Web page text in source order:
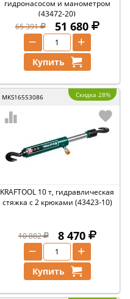
гидронасосом и манометром
(43472-20)
65 391
51 680
+
−
Купить
MKS16553086 Скидка 28%
KRAFTOOL 10 т, гидравлическая
стяжка с 2 крюками (43423-10)
10 882 8 470
+
−
Купить